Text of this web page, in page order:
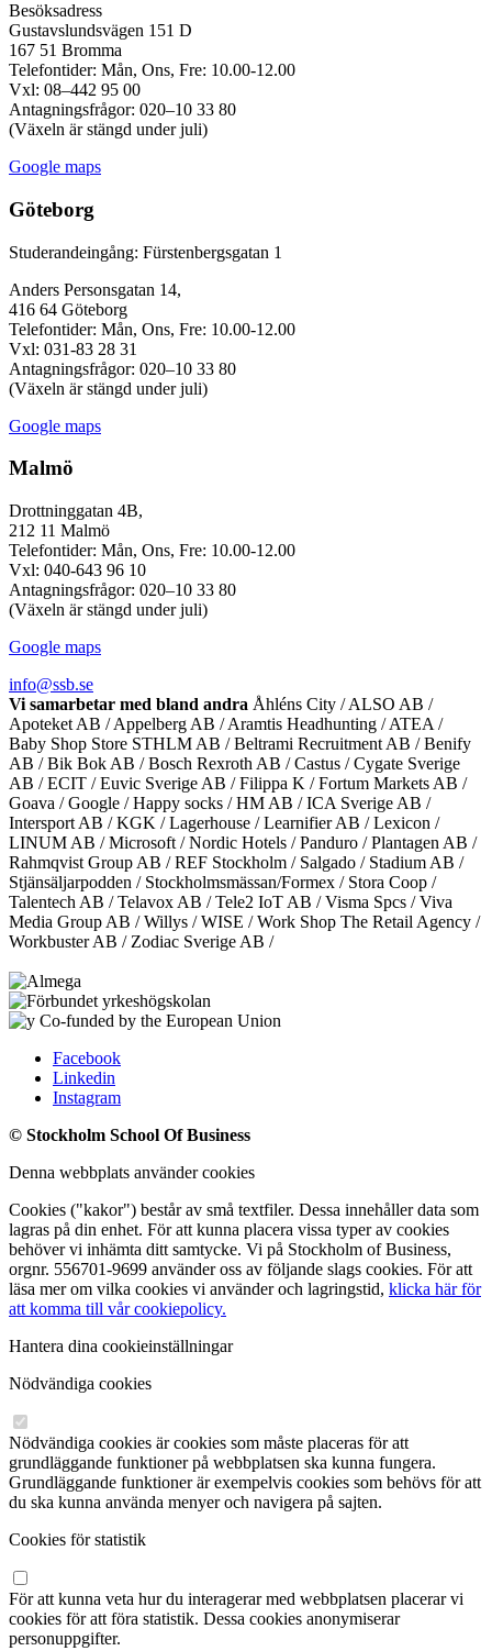
Besöksadress
Gustavslundsvägen 151 D
167 51 Bromma
Telefontider: Mån, Ons, Fre: 10.00-12.00
Vxl: 08–442 95 00
Antagningsfrågor: 020–10 33 80
(Växeln är stängd under juli)
Google maps
Göteborg
Studerandeingång: Fürstenbergsgatan 1
Anders Personsgatan 14,
416 64 Göteborg
Telefontider: Mån, Ons, Fre: 10.00-12.00
Vxl: 031-83 28 31
Antagningsfrågor: 020–10 33 80
(Växeln är stängd under juli)
Google maps
Malmö
Drottninggatan 4B,
212 11 Malmö
Telefontider: Mån, Ons, Fre: 10.00-12.00
Vxl: 040-643 96 10
Antagningsfrågor: 020–10 33 80
(Växeln är stängd under juli)
Google maps
info@ssb.se
Vi samarbetar med bland andra Åhléns City / ALSO AB /
Apoteket AB / Appelberg AB / Aramtis Headhunting / ATEA /
Baby Shop Store STHLM AB / Beltrami Recruitment AB / Benify
AB / Bik Bok AB / Bosch Rexroth AB / Castus / Cygate Sverige
AB / ECIT / Euvic Sverige AB / Filippa K / Fortum Markets AB /
Goava / Google / Happy socks / HM AB / ICA Sverige AB /
Intersport AB / KGK / Lagerhouse / Learnifier AB / Lexicon /
LINUM AB / Microsoft / Nordic Hotels / Panduro / Plantagen AB /
Rahmqvist Group AB / REF Stockholm / Salgado / Stadium AB /
Stjänsäljarpodden / Stockholmsmässan/Formex / Stora Coop /
Talentech AB / Telavox AB / Tele2 IoT AB / Visma Spcs / Viva
Media Group AB / Willys / WISE / Work Shop The Retail Agency /
Workbuster AB / Zodiac Sverige AB /
Facebook
Linkedin
Instagram
© Stockholm School Of Business
Denna webbplats använder cookies
Cookies ("kakor") består av små textfiler. Dessa innehåller data som
lagras på din enhet. För att kunna placera vissa typer av cookies
behöver vi inhämta ditt samtycke. Vi på Stockholm of Business,
orgnr. 556701-9699 använder oss av följande slags cookies. För att
läsa mer om vilka cookies vi använder och lagringstid, klicka här för
att komma till vår cookiepolicy.
Hantera dina cookieinställningar
Nödvändiga cookies
Nödvändiga cookies är cookies som måste placeras för att
grundläggande funktioner på webbplatsen ska kunna fungera.
Grundläggande funktioner är exempelvis cookies som behövs för att
du ska kunna använda menyer och navigera på sajten.
Cookies för statistik
För att kunna veta hur du interagerar med webbplatsen placerar vi
cookies för att föra statistik. Dessa cookies anonymiserar
personuppgifter.